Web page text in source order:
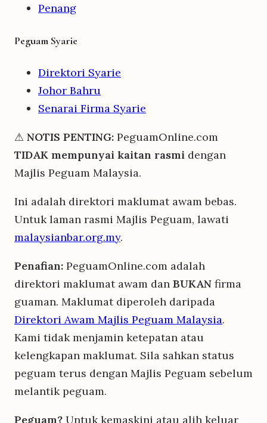
Penang
Peguam Syarie
Direktori Syarie
Johor Bahru
Senarai Firma Syarie
⚠ NOTIS PENTING: PeguamOnline.com
TIDAK mempunyai kaitan rasmi dengan
Majlis Peguam Malaysia.
Ini adalah direktori maklumat awam bebas.
Untuk laman rasmi Majlis Peguam, lawati
malaysianbar.org.my.
Penafian: PeguamOnline.com adalah
direktori maklumat awam dan BUKAN firma
guaman. Maklumat diperoleh daripada
Direktori Awam Majlis Peguam Malaysia.
Kami tidak menjamin ketepatan atau
kelengkapan maklumat. Sila sahkan status
peguam terus dengan Majlis Peguam sebelum
melantik peguam.
Peguam? Untuk kemaskini atau alih keluar